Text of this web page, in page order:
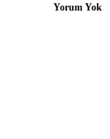
Yorum Yok